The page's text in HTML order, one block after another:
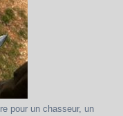
pour un chasseur, un